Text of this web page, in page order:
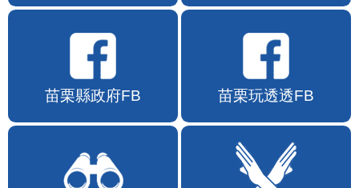
苗栗縣政府FB 苗栗玩透透FB